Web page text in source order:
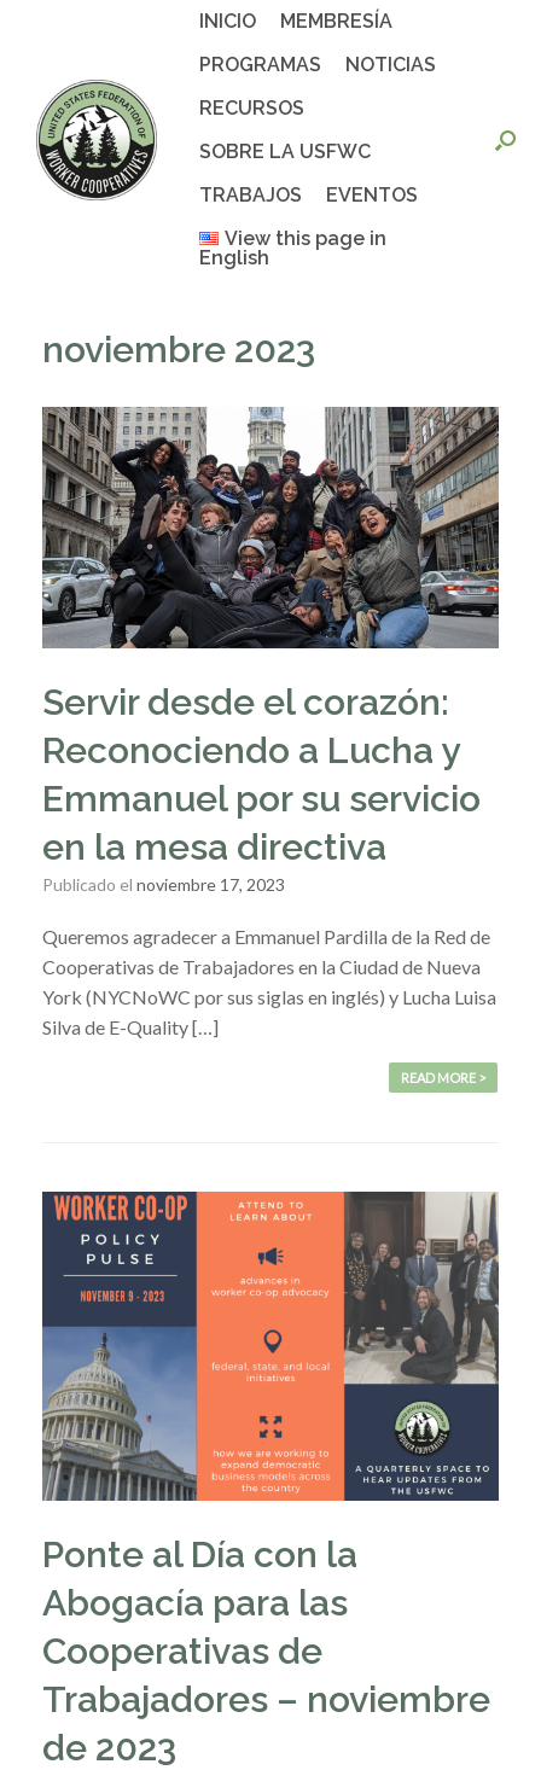
INICIO
MEMBRESÍA
PROGRAMAS
NOTICIAS
RECURSOS
SOBRE LA USFWC
TRABAJOS
EVENTOS
View this page in
English
noviembre 2023
Servir desde el corazón:
Reconociendo a Lucha y
Emmanuel por su servicio
en la mesa directiva
Publicado el noviembre 17, 2023
Queremos agradecer a Emmanuel Pardilla de la Red de
Cooperativas de Trabajadores en la Ciudad de Nueva
York (NYCNoWC por sus siglas en inglés) y Lucha Luisa
Silva de E-Quality […]
READ MORE >
Ponte al Día con la
Abogacía para las
Cooperativas de
Trabajadores – noviembre
de 2023